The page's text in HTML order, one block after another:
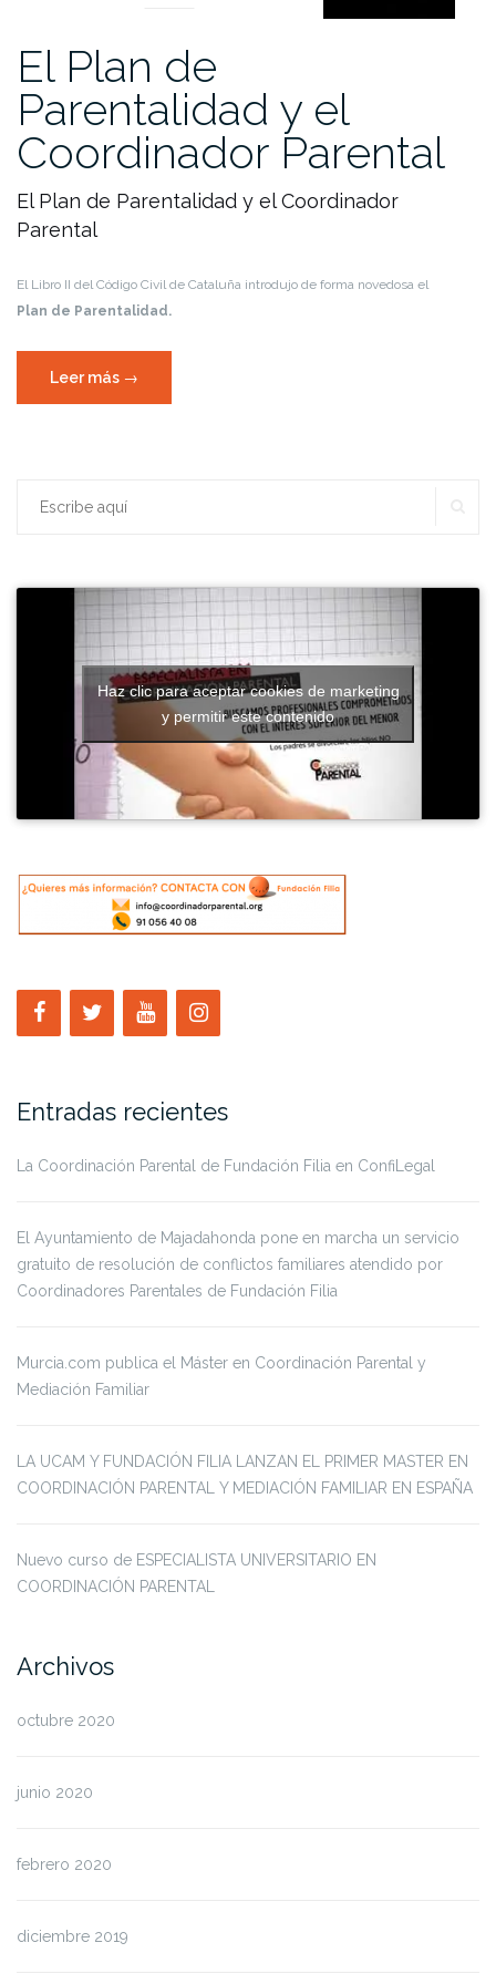
El Plan de
Parentalidad y el
Coordinador Parental
El Plan de Parentalidad y el Coordinador
Parental
El Libro II del Código Civil de Cataluña introdujo de forma novedosa el
Plan de Parentalidad.
Leer más «El
Plan
el
→
Buscar:
Haz clic para aceptar cookies de marketing
y permitir este contenido
Entradas recientes
La Coordinación Parental de Fundación Filia en ConfiLegal
El Ayuntamiento de Majadahonda pone en marcha un servicio
gratuito de resolución de conflictos familiares atendido por
Coordinadores Parentales de Fundación Filia
Murcia.com publica el Máster en Coordinación Parental y
Mediación Familiar
LA UCAM Y FUNDACIÓN FILIA LANZAN EL PRIMER MASTER EN
COORDINACIÓN PARENTAL Y MEDIACIÓN FAMILIAR EN ESPAÑA
Nuevo curso de ESPECIALISTA UNIVERSITARIO EN
COORDINACIÓN PARENTAL
Archivos
octubre 2020
junio 2020
febrero 2020
diciembre 2019